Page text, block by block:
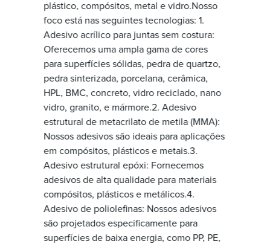
plástico, compósitos, metal e vidro.Nosso
foco está nas seguintes tecnologias: 1.
Adesivo acrílico para juntas sem costura:
Oferecemos uma ampla gama de cores
para superfícies sólidas, pedra de quartzo,
pedra sinterizada, porcelana, cerâmica,
HPL, BMC, concreto, vidro reciclado, nano
vidro, granito, e mármore.2. Adesivo
estrutural de metacrilato de metila (MMA):
Nossos adesivos são ideais para aplicações
em compósitos, plásticos e metais.3.
Adesivo estrutural epóxi: Fornecemos
adesivos de alta qualidade para materiais
compósitos, plásticos e metálicos.4.
Adesivo de poliolefinas: Nossos adesivos
são projetados especificamente para
superfícies de baixa energia, como PP, PE,